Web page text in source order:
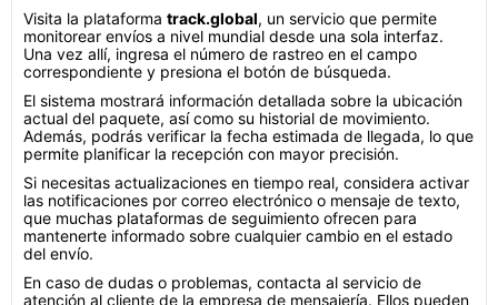
Visita la plataforma track.global, un servicio que permite
monitorear envíos a nivel mundial desde una sola interfaz.
Una vez allí, ingresa el número de rastreo en el campo
correspondiente y presiona el botón de búsqueda.
El sistema mostrará información detallada sobre la ubicación
actual del paquete, así como su historial de movimiento.
Además, podrás verificar la fecha estimada de llegada, lo que
permite planificar la recepción con mayor precisión.
Si necesitas actualizaciones en tiempo real, considera activar
las notificaciones por correo electrónico o mensaje de texto,
que muchas plataformas de seguimiento ofrecen para
mantenerte informado sobre cualquier cambio en el estado
del envío.
En caso de dudas o problemas, contacta al servicio de
atención al cliente de la empresa de mensajería. Ellos pueden